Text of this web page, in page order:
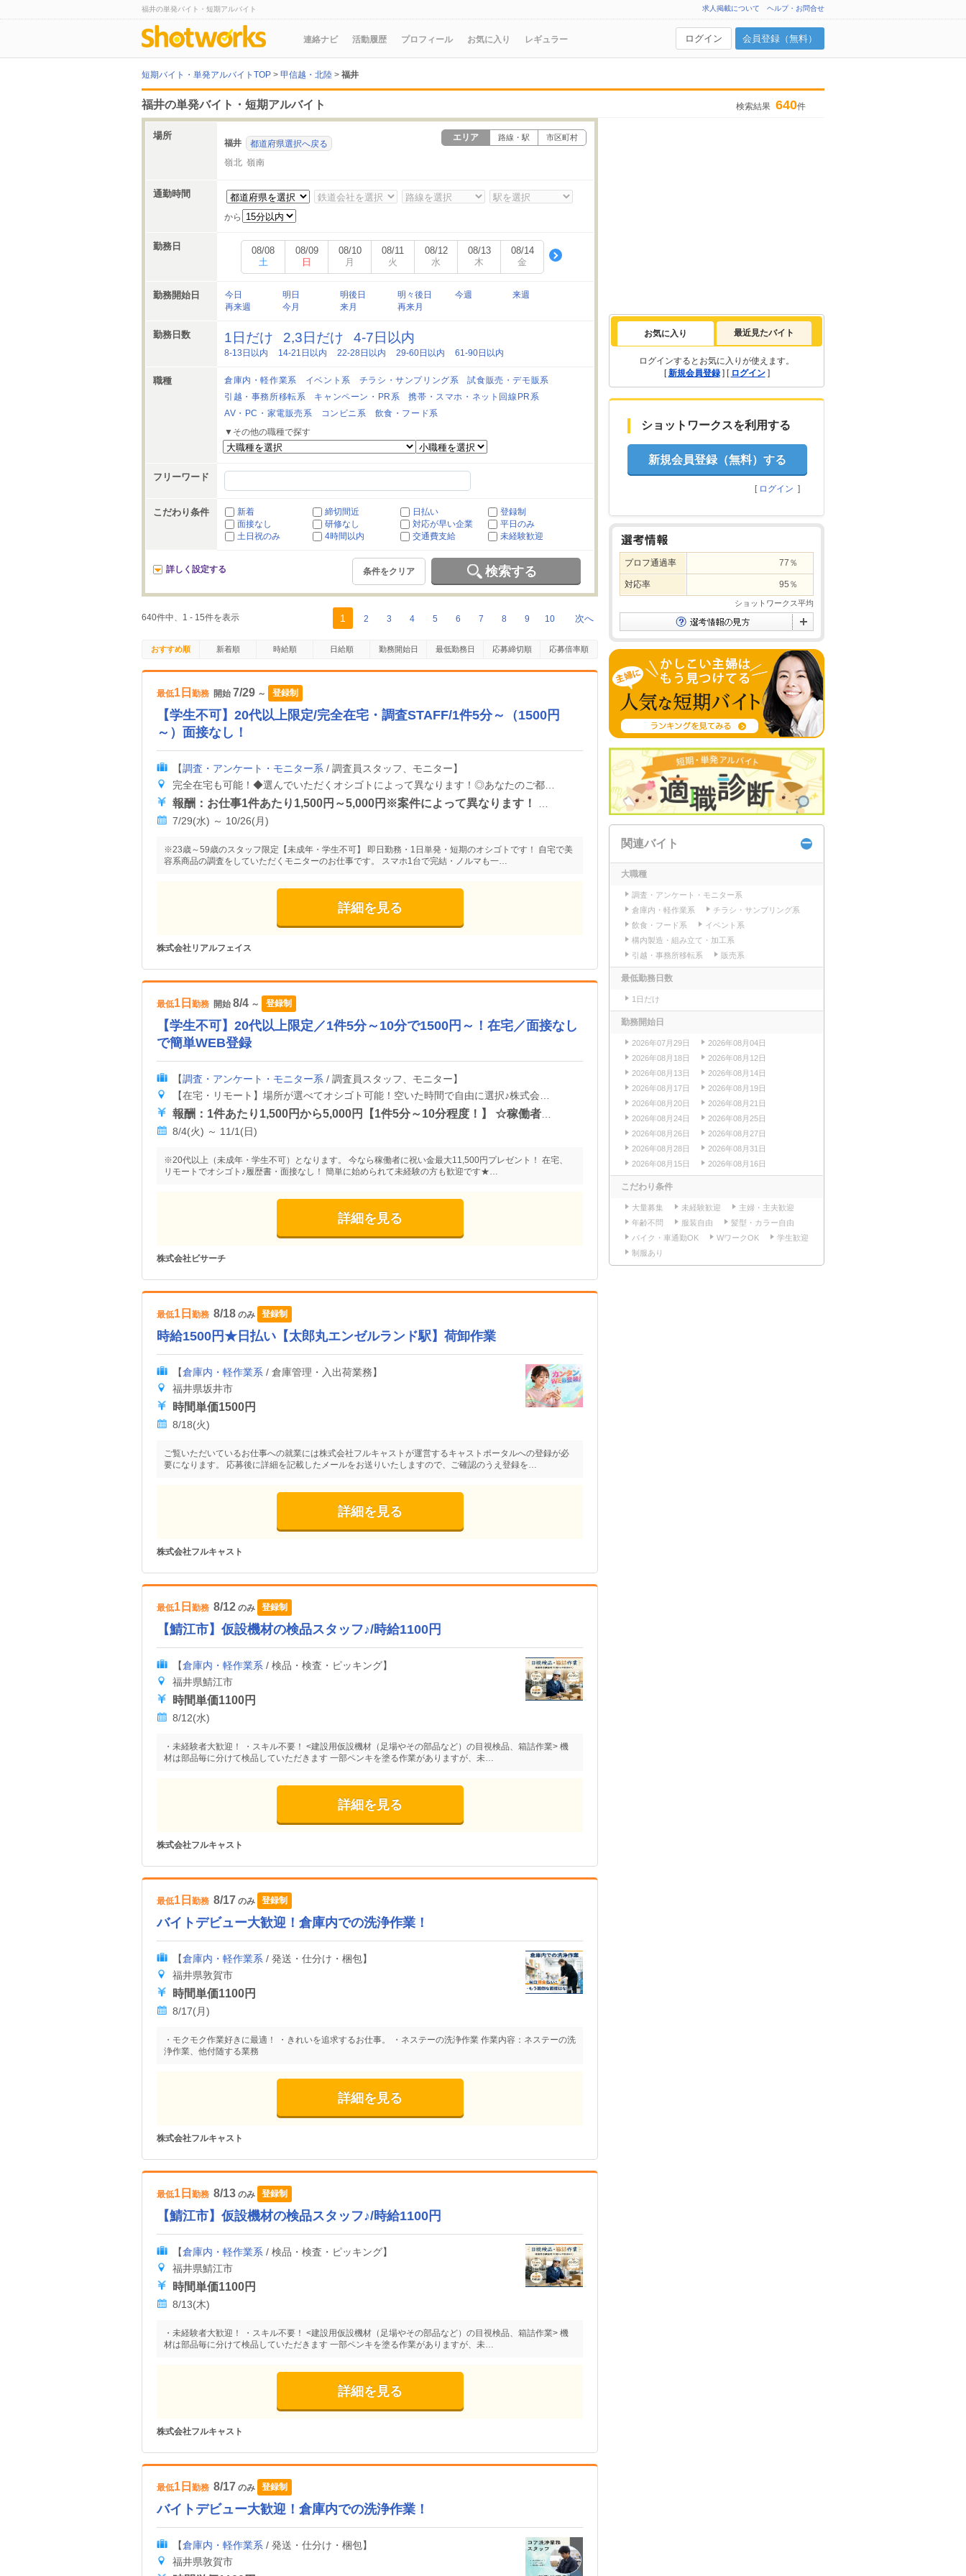
福井の単発バイト・短期アルバイト 求人掲載について ヘルプ・お問合せ
連絡ナビ 活動履歴 プロフィール お気に入り レギュラー ログイン 会員登録（無料）
短期バイト・単発アルバイトTOP > 甲信越・北陸 > 福井
福井の単発バイト・短期アルバイト 検索結果 640件
場所 エリア 路線・駅 市区町村
福井
都道府県選択へ戻る
嶺北 嶺南
通勤時間
から
勤務日
08/08
土
08/09
日
08/10
月
08/11
火
08/12
水
08/13
木
08/14
金
勤務開始日 今日 明日 明後日 明々後日 今週
来週
再来週
今月 来月 再来月
勤務日数 1日だけ 2,3日だけ 4-7日以内
8-13日以内 14-21日以内 22-28日以内 29-60日以内 61-90日以内
職種 倉庫内・軽作業系 イベント系 チラシ・サンプリング系
試食販売・デモ販系
引越・事務所移転系
キャンペーン・PR系
携帯・スマホ・ネット回線PR系
AV・PC・家電販売系
コンビニ系
飲食・フード系
▼その他の職種で探す
フリーワード
こだわり条件 新着 締切間近 日払い
登録制
面接なし
研修なし 対応が早い企業
平日のみ
土日祝のみ
4時間以内 交通費支給 未経験歓迎
詳しく設定する 条件をクリア 検索する
640件中、1 - 15件を表示 1 2 3 4 5 6 7 8 9 10 次へ
おすすめ順 新着順 時給順 日給順 勤務開始日 最低勤務日 応募締切順 応募倍率順
最低1日 勤務 開始 7/29 ～ 登録制
【学生不可】20代以上限定/完全在宅・調査STAFF/1件5分～（1500円
～）面接なし！
【調査・アンケート・モニター系 / 調査員スタッフ、モニター】
7/29(水) ～ 10/26(月)
※23歳～59歳のスタッフ限定【未成年・学生不可】 即日勤務・1日単発・短期のオシゴトです！ 自宅で美
容系商品の調査をしていただくモニターのお仕事です。 スマホ1台で完結・ノルマも一…
詳細を見る
株式会社リアルフェイス
最低1日 勤務 開始 8/4 ～ 登録制
【学生不可】20代以上限定／1件5分～10分で1500円～！在宅／面接なし
で簡単WEB登録
【調査・アンケート・モニター系 / 調査員スタッフ、モニター】
8/4(火) ～ 11/1(日)
※20代以上（未成年・学生不可）となります。 今なら稼働者に祝い金最大11,500円プレゼント！ 在宅、
リモートでオシゴト♪履歴書・面接なし！ 簡単に始められて未経験の方も歓迎です★…
詳細を見る
株式会社ビサーチ
最低1日 勤務 8/18 のみ 登録制
時給1500円★日払い【太郎丸エンゼルランド駅】荷卸作業
【倉庫内・軽作業系 / 倉庫管理・入出荷業務】
福井県坂井市
時間単価1500円
8/18(火)
ご覧いただいているお仕事への就業には株式会社フルキャストが運営するキャストポータルへの登録が必
要になります。 応募後に詳細を記載したメールをお送りいたしますので、ご確認のうえ登録を…
詳細を見る
株式会社フルキャスト
最低1日 勤務 8/12 のみ 登録制
【鯖江市】仮設機材の検品スタッフ♪/時給1100円
【倉庫内・軽作業系 / 検品・検査・ピッキング】
福井県鯖江市
時間単価1100円
8/12(水)
・未経験者大歓迎！ ・スキル不要！ <建設用仮設機材（足場やその部品など）の目視検品、箱詰作業> 機
材は部品毎に分けて検品していただきます 一部ペンキを塗る作業がありますが、未…
詳細を見る
株式会社フルキャスト
最低1日 勤務 8/17 のみ 登録制
バイトデビュー大歓迎！倉庫内での洗浄作業！
【倉庫内・軽作業系 / 発送・仕分け・梱包】
福井県敦賀市
時間単価1100円
8/17(月)
・モクモク作業好きに最適！ ・きれいを追求するお仕事。 ・ネステーの洗浄作業 作業内容：ネステーの洗
浄作業、他付随する業務
詳細を見る
株式会社フルキャスト
最低1日 勤務 8/13 のみ 登録制
【鯖江市】仮設機材の検品スタッフ♪/時給1100円
【倉庫内・軽作業系 / 検品・検査・ピッキング】
福井県鯖江市
時間単価1100円
8/13(木)
・未経験者大歓迎！ ・スキル不要！ <建設用仮設機材（足場やその部品など）の目視検品、箱詰作業> 機
材は部品毎に分けて検品していただきます 一部ペンキを塗る作業がありますが、未…
詳細を見る
株式会社フルキャスト
最低1日 勤務 8/17 のみ 登録制
バイトデビュー大歓迎！倉庫内での洗浄作業！
【倉庫内・軽作業系 / 発送・仕分け・梱包】
福井県敦賀市
お気に入り 最近見たバイト
ログインするとお気に入りが使えます。
[新規会員登録] [ ログイン]
ショットワークスを利用する
新規会員登録（無料）する
[ ログイン ]
プロフ通過率 77％
対応率 95％
ショットワークス平均
関連バイト
大職種
調査・アンケート・モニター系
倉庫内・軽作業系
チラシ・サンプリング系
飲食・フード系
イベント系
構内製造・組み立て・加工系
引越・事務所移転系
販売系
最低勤務日数
1日だけ
勤務開始日
2026年07月29日
2026年08月04日
2026年08月18日
2026年08月12日
2026年08月13日
2026年08月14日
2026年08月17日
2026年08月19日
2026年08月20日
2026年08月21日
2026年08月24日
2026年08月25日
2026年08月26日
2026年08月27日
2026年08月28日
2026年08月31日
2026年08月15日
2026年08月16日
こだわり条件
大量募集 未経験歓迎
主婦・主夫歓迎
年齢不問
服装自由
髪型・カラー自由
バイク・車通勤OK
WワークOK
学生歓迎
制服あり